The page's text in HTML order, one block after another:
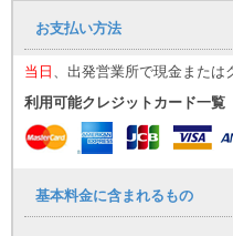
い。
ユニバースレンタカーの高品
快適な旅を♪
心のこもったおもてなしで、
・ETC、カーナビ、全車標準装
・タクシー送迎サービス
お支払い方法
当日
、出発営業所で現金また
利用可能クレジットカード一覧
基本料金に含まれるもの